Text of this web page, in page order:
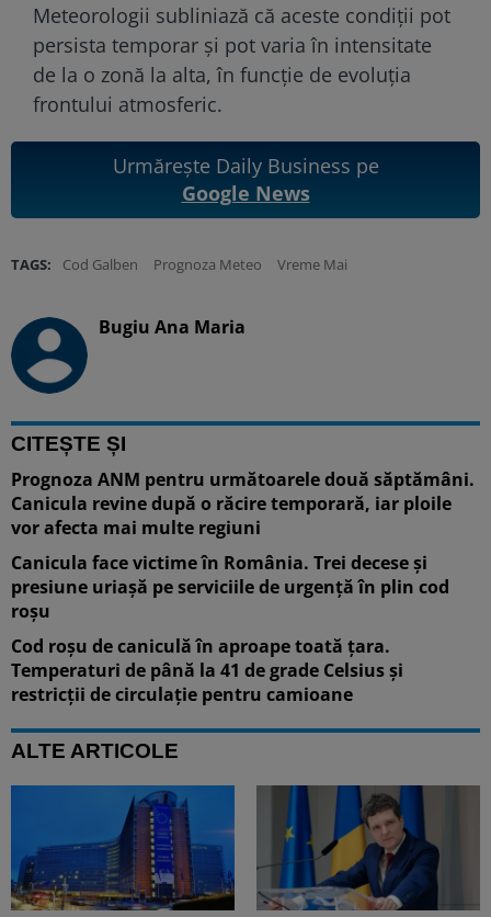
Meteorologii subliniază că aceste condiții pot
persista temporar și pot varia în intensitate
de la o zonă la alta, în funcție de evoluția
frontului atmosferic.
Urmărește Daily Business pe
Google News
TAGS: Cod Galben Prognoza Meteo Vreme Mai
Bugiu ⁠Ana Maria
CITEȘTE ȘI
Prognoza ANM pentru următoarele două săptămâni.
Canicula revine după o răcire temporară, iar ploile
vor afecta mai multe regiuni
Canicula face victime în România. Trei decese și
presiune uriașă pe serviciile de urgență în plin cod
roșu
Cod roșu de caniculă în aproape toată țara.
Temperaturi de până la 41 de grade Celsius și
restricții de circulație pentru camioane
ALTE ARTICOLE